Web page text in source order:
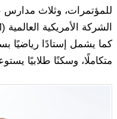
للمؤتمرات، وثلاث
متكاملًا، وسكنًا طلابيًا يستوعب (500) طالب